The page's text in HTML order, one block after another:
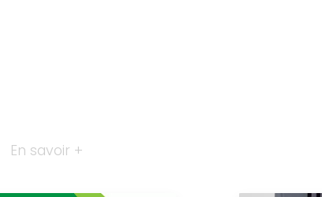
En savoir +